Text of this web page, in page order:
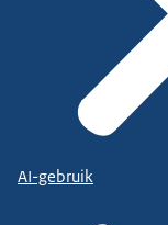
AI-gebruik